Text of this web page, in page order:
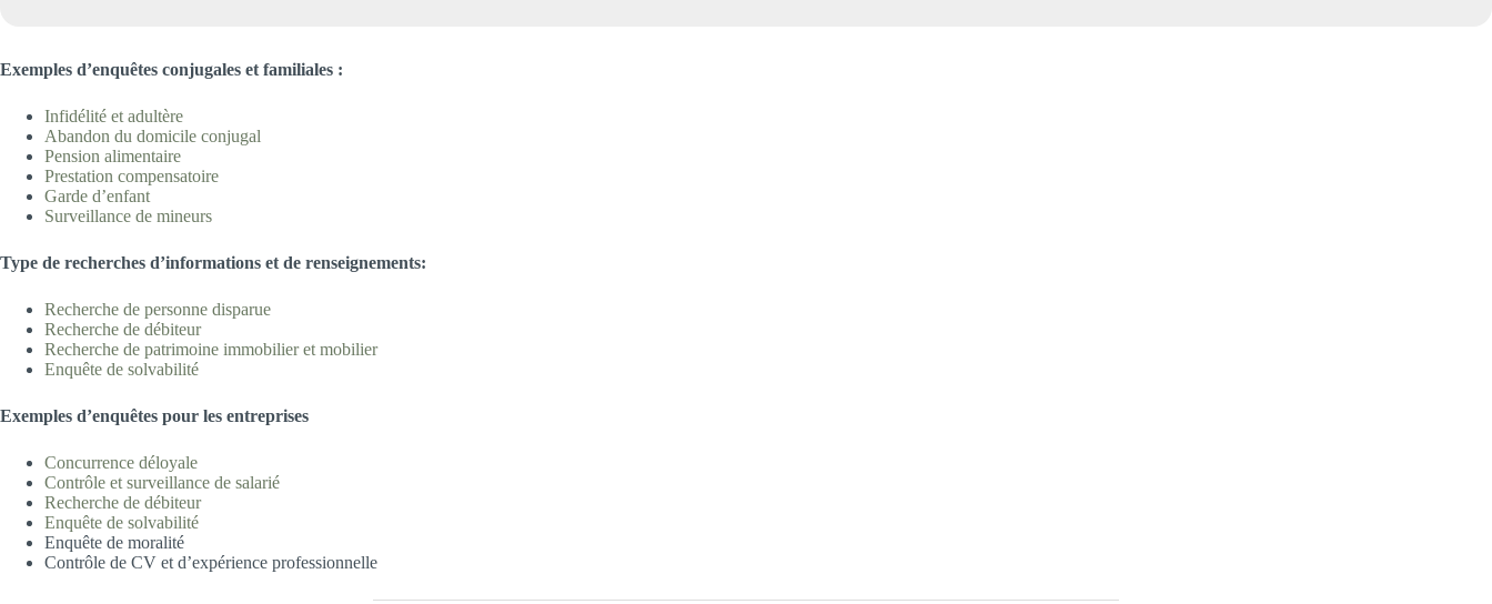
Exemples d’enquêtes conjugales et familiales :
Infidélité et adultère
Abandon du domicile conjugal
Pension alimentaire
Prestation compensatoire
Garde d’enfant
Surveillance de mineurs
Type de recherches d’informations et de renseignements:
Recherche de personne disparue
Recherche de débiteur
Recherche de patrimoine immobilier et mobilier
Enquête de solvabilité
Exemples d’enquêtes pour les entreprises
Concurrence déloyale
Contrôle et surveillance de salarié
Recherche de débiteur
Enquête de solvabilité
Enquête de moralité
Contrôle de CV et d’expérience professionnelle